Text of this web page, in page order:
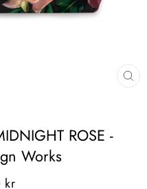
ROSE -
Works
kr